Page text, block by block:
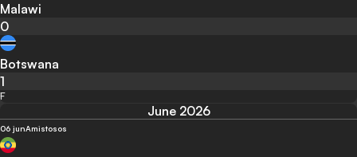
Malawi
0
Botswana
1
F
June 2026
06 junAmistosos